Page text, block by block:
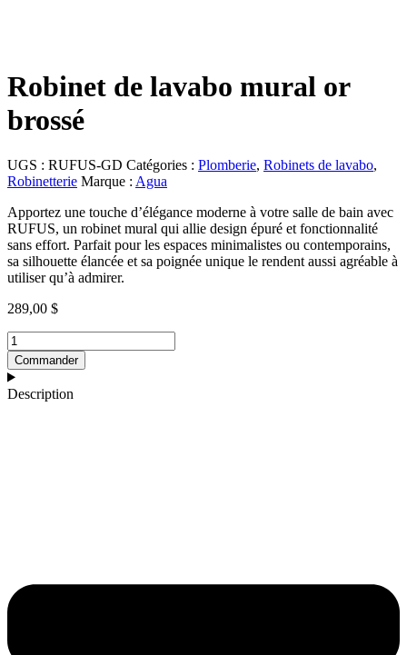
Robinet de lavabo mural or
brossé
UGS : RUFUS-GD Catégories : Plomberie, Robinets de lavabo,
Robinetterie Marque : Agua
Apportez une touche d’élégance moderne à votre salle de bain avec
RUFUS, un robinet mural qui allie design épuré et fonctionnalité
sans effort. Parfait pour les espaces minimalistes ou contemporains,
sa silhouette élancée et sa poignée unique le rendent aussi agréable à
utiliser qu’à admirer.
289,00 $
quantité
de
Robinet
de
lavabo
Commander
Description